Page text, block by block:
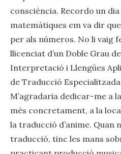
consciència. Recordo un
matemàtiques em va dir
per als números. No li vaig
llicenciat d’un Doble Grau
Interpretació i Llengües
de Traducció
M’agradaria dedicar-me a
més concretament, a la
la traducció d’anime. Quan
traducció, tinc les mans